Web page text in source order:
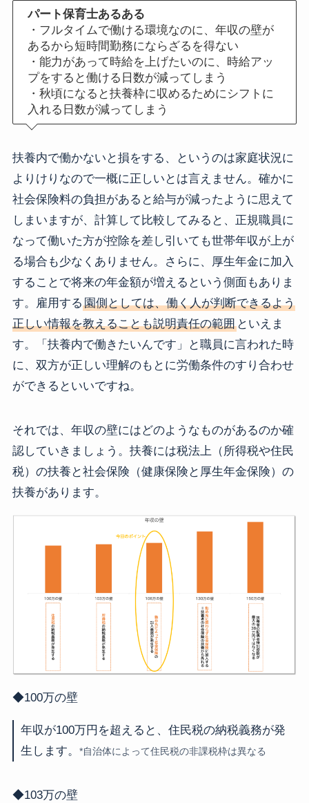
パート保育士あるある
・フルタイムで働ける環境なのに、年収の壁が
あるから短時間勤務にならざるを得ない
・能力があって時給を上げたいのに、時給アッ
プをすると働ける日数が減ってしまう
・秋頃になると扶養枠に収めるためにシフトに
入れる日数が減ってしまう
扶養内で働かないと損をする、というのは家庭状況に
よりけりなので一概に正しいとは言えません。確かに
社会保険料の負担があると給与が減ったように思えて
しまいますが、計算して比較してみると、正規職員に
なって働いた方が控除を差し引いても世帯年収が上が
る場合も少なくありません。さらに、厚生年金に加入
することで将来の年金額が増えるという側面もありま
す。雇用する 園側としては、働く人が判断できるよう
正しい情報を教えることも説明責任の範囲といえま
す。「扶養内で働きたいんです」と職員に言われた時
に、双方が正しい理解のもとに労働条件のすり合わせ
ができるといいですね。
それでは、年収の壁にはどのようなものがあるのか確
認していきましょう。扶養には税法上（所得税や住民
税）の扶養と社会保険（健康保険と厚生年金保険）の
扶養があります。
◆100万の壁
年収が100万円を超えると、住民税の納税義務が発
生します。
*自治体によって住民税の非課税枠は異なる
◆103万の壁